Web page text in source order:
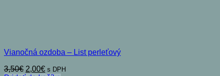
Vianočná ozdoba – List perleťový
3,50€ Pôvodná
2,00€Aktuálna
s DPH